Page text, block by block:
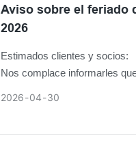
un componente clave de la
En este contexto, la
tendencias del mercado,
oportunidades de negocio en
Aviso sobre el feriado
2026
Estimados clientes y socios:
Nos complace informarles
2026 04 30